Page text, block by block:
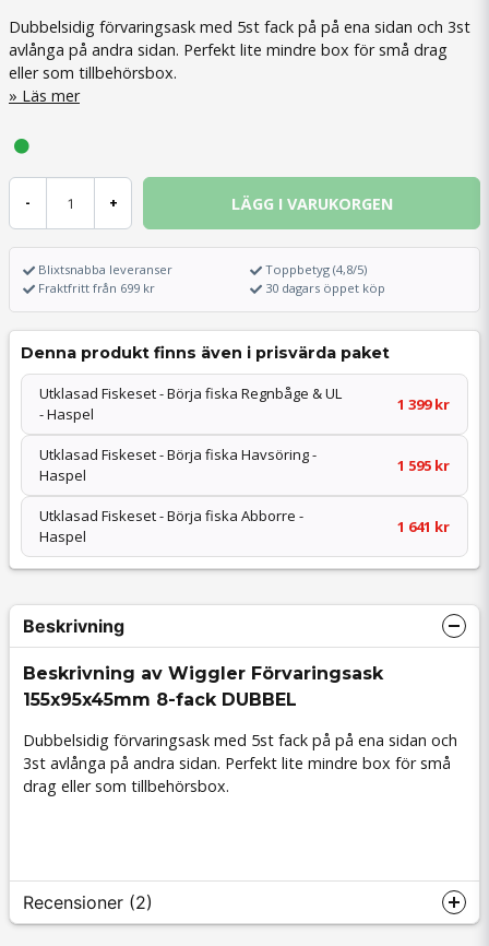
Dubbelsidig förvaringsask med 5st fack på på ena sidan och 3st
avlånga på andra sidan. Perfekt lite mindre box för små drag
eller som tillbehörsbox.
Läs mer
- + LÄGG I VARUKORGEN
Blixtsnabba leveranser
Fraktfritt från 699 kr
Toppbetyg (4,8/5)
30 dagars öppet köp
Denna produkt finns även i prisvärda paket
Utklasad Fiskeset - Börja fiska Regnbåge & UL
- Haspel
1 399 kr
Utklasad Fiskeset - Börja fiska Havsöring -
Haspel
1 595 kr
Utklasad Fiskeset - Börja fiska Abborre -
Haspel
1 641 kr
Beskrivning
Beskrivning av Wiggler Förvaringsask
155x95x45mm 8-fack DUBBEL
Dubbelsidig förvaringsask med 5st fack på på ena sidan och
3st avlånga på andra sidan. Perfekt lite mindre box för små
drag eller som tillbehörsbox.
Recensioner (2)